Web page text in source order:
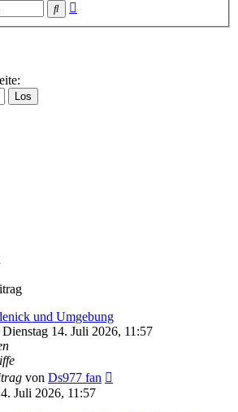
Suche
und Umgebung
Dienstag 14. Juli 2026, 11:57
von Ds977 fan
Juli 2026, 11:57